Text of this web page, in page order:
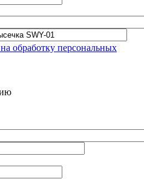
обработку персональных